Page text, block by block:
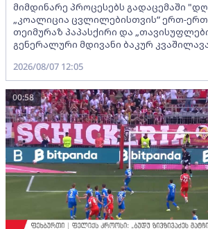
მიმდინარე პროცესებს გადაცემაში
„კოალიცია ცვლილებისთვის“ ერთ-
თეიმურაზ პაპასქირი და
გენერალური მდივანი ბაკურ
2026/08/07 12:05
00:58